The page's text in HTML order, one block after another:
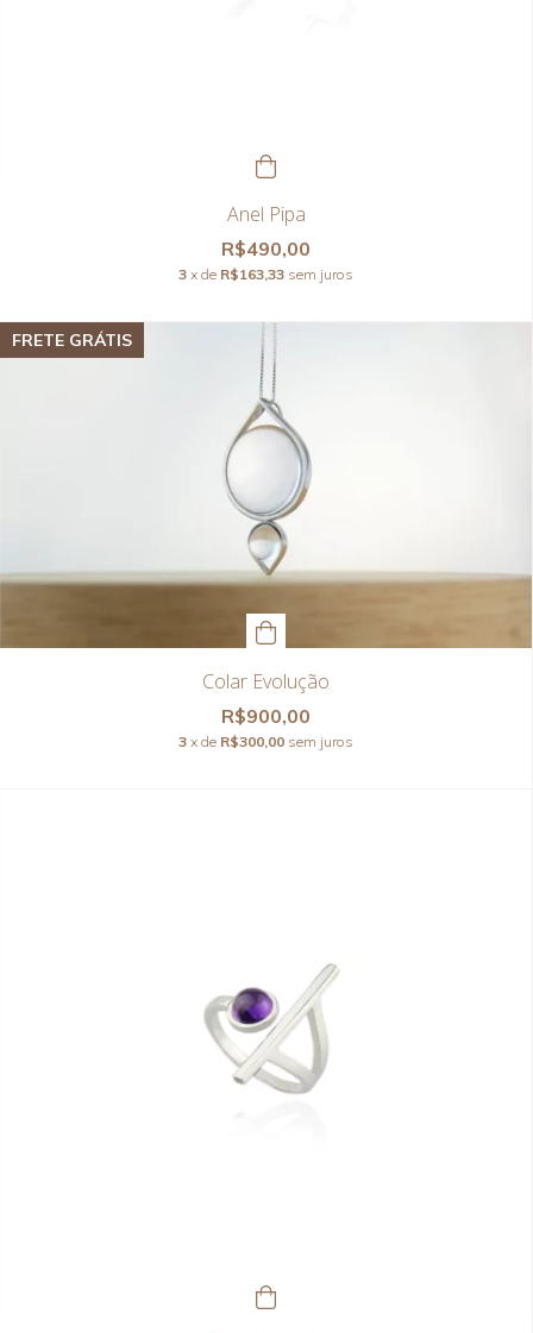
Anel Pipa
R$490,00
3 x de R$163,33 sem juros
FRETE GRÁTIS
Colar Evolução
R$900,00
3 x de R$300,00 sem juros